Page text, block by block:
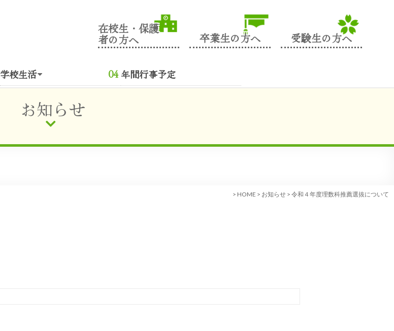
在校生・保護
者の方へ 卒業生の方へ 受験生の方へ
学校生活 年間行事予定
お知らせ
> HOME > お知らせ > 令和４年度理数科推薦選抜について